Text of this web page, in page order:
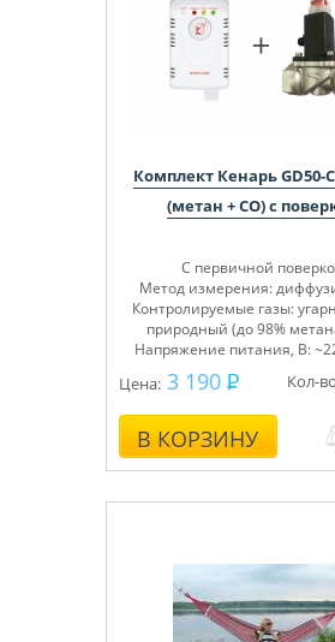
Комплект Кенарь GD50-
(метан + СО) с
С первичной
Метод измерения:
Контролируемые газы:
природный (до 98%
Напряжение питания, В:
Цена: 3 190
В КОРЗИНУ
Кол-